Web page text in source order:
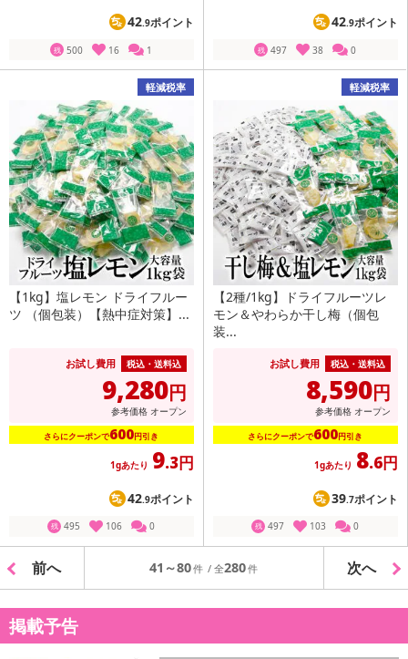
42.9ポイント
残 500 16 1
42.9ポイント
残 497 38 0
軽減税率
【1kg】塩レモン ドライフルー
ツ （個包装）【熱中症対策】...
お試し費用 税込・送料込
9,280円
参考価格 オープン
さらにクーポンで600円引き
1gあたり 9.3円
42.9ポイント
残 495 106 0
軽減税率
【2種/1kg】ドライフルーツレ
モン＆やわらか干し梅（個包
装...
お試し費用 税込・送料込
8,590円
参考価格 オープン
さらにクーポンで600円引き
1gあたり 8.6円
39.7ポイント
残 497 103 0
前へ 41～80 280 次へ
掲載予告